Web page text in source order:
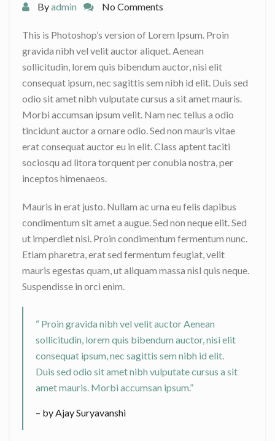
Byadmin No Comments
This is Photoshop’s version of Lorem Ipsum. Proin
gravida nibh vel velit auctor aliquet. Aenean
sollicitudin, lorem quis bibendum auctor, nisi elit
consequat ipsum, nec sagittis sem nibh id elit. Duis sed
odio sit amet nibh vulputate cursus a sit amet mauris.
Morbi accumsan ipsum velit. Nam nec tellus a odio
tincidunt auctor a ornare odio. Sed non mauris vitae
erat consequat auctor eu in elit. Class aptent taciti
sociosqu ad litora torquent per conubia nostra, per
inceptos himenaeos.
Mauris in erat justo. Nullam ac urna eu felis dapibus
condimentum sit amet a augue. Sed non neque elit. Sed
ut imperdiet nisi. Proin condimentum fermentum nunc.
Etiam pharetra, erat sed fermentum feugiat, velit
mauris egestas quam, ut aliquam massa nisl quis neque.
Suspendisse in orci enim.
“ Proin gravida nibh vel velit auctor Aenean
sollicitudin, lorem quis bibendum auctor, nisi elit
consequat ipsum, nec sagittis sem nibh id elit.
Duis sed odio sit amet nibh vulputate cursus a sit
amet mauris. Morbi accumsan ipsum.”
– by Ajay Suryavanshi